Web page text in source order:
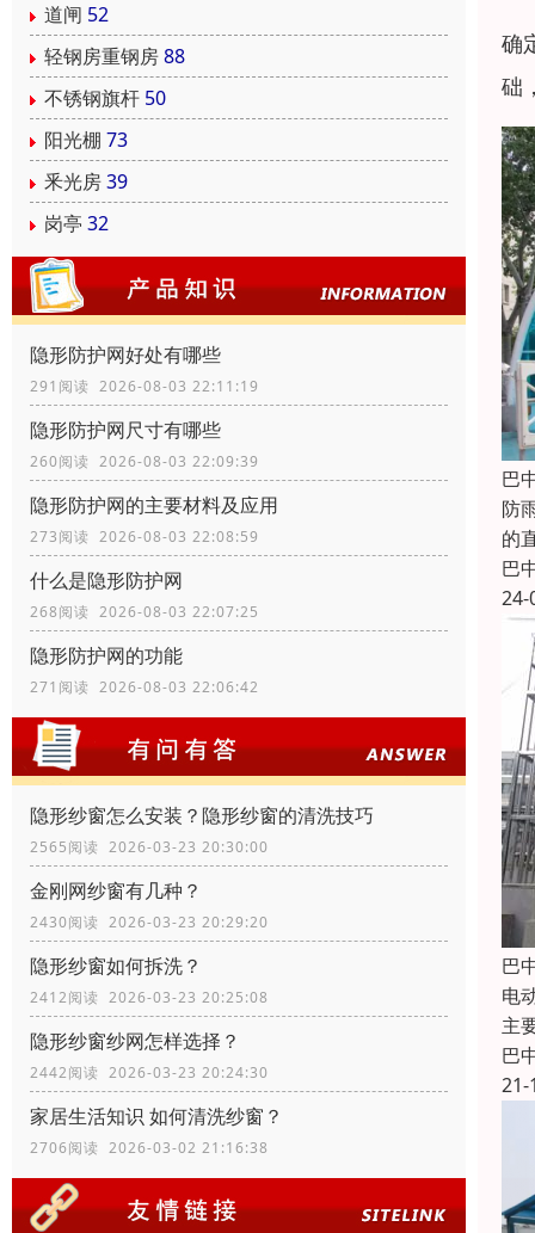
道闸 52
轻钢房重钢房88
不锈钢旗杆 50
阳光棚 73
釆光房39
岗亭 32
隐形防护网好处有哪些
291阅读 2026-08-03 22:11:19
隐形防护网尺寸有哪些
260阅读 2026-08-03 22:09:39
隐形防护网的主要材料及应用
273阅读 2026-08-03 22:08:59
什么是隐形防护网
268阅读 2026-08-03 22:07:25
隐形防护网的功能
271阅读 2026-08-03 22:06:42
隐形纱窗怎么安装？隐形纱窗的清洗技巧
2565阅读 2026-03-23 20:30:00
金刚网纱窗有几种？
2430阅读 2026-03-23 20:29:20
隐形纱窗如何拆洗？
2412阅读 2026-03-23 20:25:08
隐形纱窗纱网怎样选择？
2442阅读 2026-03-23 20:24:30
家居生活知识 如何清洗纱窗？
2706阅读 2026-03-02 21:16:38
确
础
巴
防
的
巴
24-
巴
电
主
巴
21-